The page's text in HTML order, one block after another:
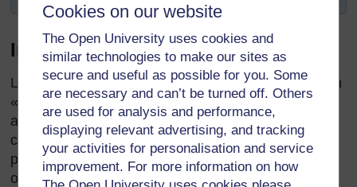
Cookies on our website
The Open University uses cookies and
similar technologies to make our sites as
secure and useful as possible for you. Some
are necessary and can’t be turned off. Others
are used for analysis and performance,
displaying relevant advertising, and tracking
your activities for personalisation and service
improvement. For more information on how
Introduction
Le fait d’autoriser les élèves à diviser des choses en
« parties d’un tout » en utilisant des objets réels les
aide à passer plus facilement à des idées abstraites
comme les fractions, la division, les quotients et les
proportions. Cette section vous aide à utiliser des
objets physiques simples et des activités pratiques